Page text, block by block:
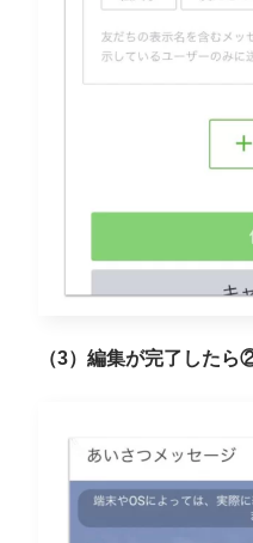
（3）編集が完了した